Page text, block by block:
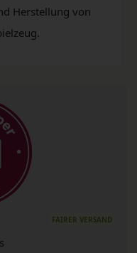
Herstellung von